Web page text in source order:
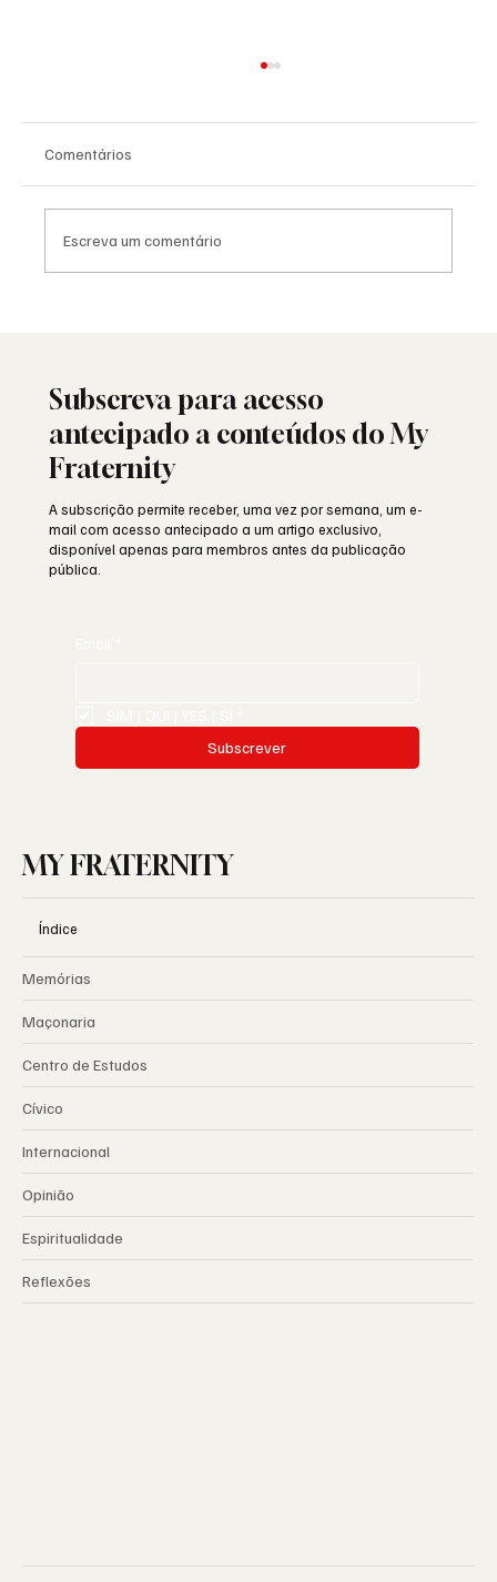
Comentários
Escreva um comentário
Subscreva para acesso
antecipado a conteúdos do My
Fraternity
A subscrição permite receber, uma vez por semana, um e-
mail com acesso antecipado a um artigo exclusivo,
disponível apenas para membros antes da publicação
pública.
Subscrever
MY FRATERNITY
Índice
Memórias
Maçonaria
Centro de Estudos
Cívico
Internacional
Opinião
Espiritualidade
Reflexões